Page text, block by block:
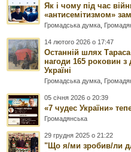
Як і чому під час
«антисемітизмом»
Громадська думка
14 лютого 2026 о 17:47
Останній шлях
нагоди 165 роковин з
Україні
Громадська думка
05 січня 2026 о 20:39
«7 чудес України»
Громадянська
29 грудня 2025 о 21:22
"Що я/ми зробив/ли